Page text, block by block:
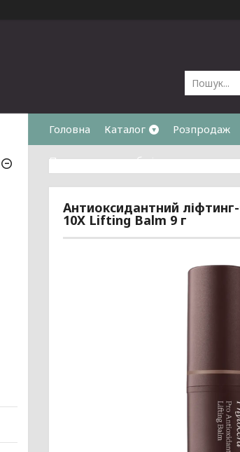
Головна Каталог Розпродаж
Повернення та обмін
Антиоксидантний
10X Lifting Balm 9 г